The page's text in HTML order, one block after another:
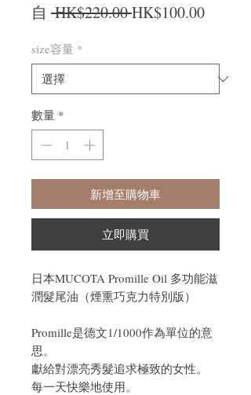
自 HK$220.00 一般價格
HK$100.00促銷價
size容量 *
數量 *
新增至購物車
立即購買
日本MUCOTA Promille Oil 多功能滋
潤髮尾油（煙熏巧克力特別版）
Promille是德文1/1000作為單位的意
思。
獻給對漂亮秀髮追求極致的女性。
每一天快樂地使用。